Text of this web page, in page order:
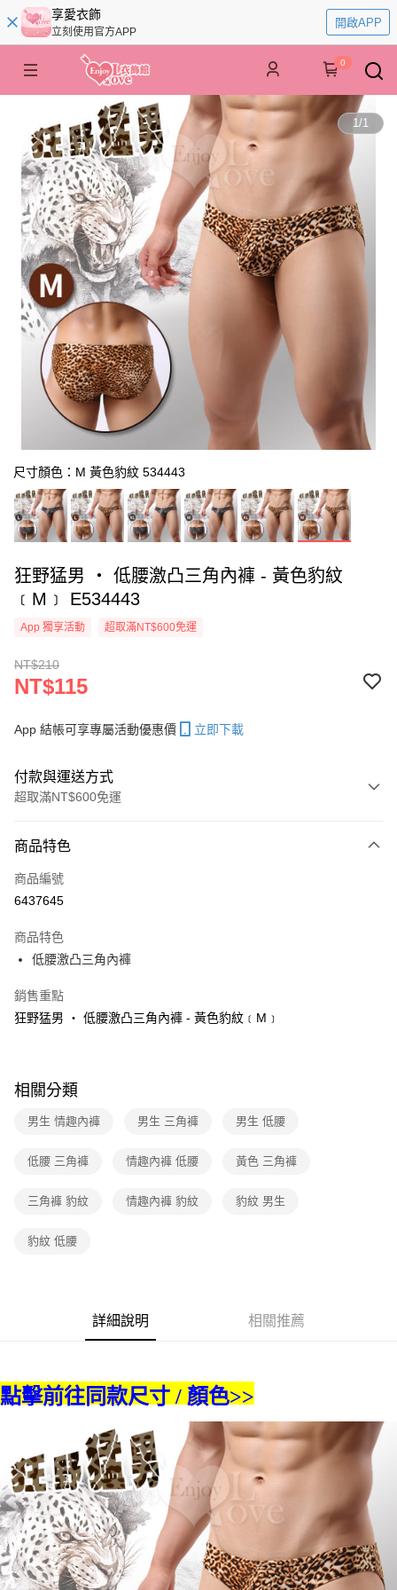
享愛衣飾
立刻使用官方APP
開啟APP
0
1/1
尺寸顏色：M 黃色豹紋 534443
狂野猛男 ‧ 低腰激凸三角內褲 - 黃色豹紋
﹝M﹞ E534443
App 獨享活動 超取滿NT$600免運
NT$210
NT$115
App 結帳可享專屬活動優惠價 立即下載
付款與運送方式
超取滿NT$600免運
信用卡一次付款
超商取貨付款
Apple Pay
街口支付
悠遊付
運送方式
全家取貨付款
每筆NT$60，滿NT$600(含以上)免運費
7-11取貨付款
每筆NT$60，滿NT$600(含以上)免運費
商品特色
商品編號
6437645
商品特色
低腰激凸三角內褲
銷售重點
狂野猛男 ‧ 低腰激凸三角內褲 - 黃色豹紋﹝M﹞
相關分類
男生 情趣內褲 男生 三角褲 男生 低腰
低腰 三角褲 情趣內褲 低腰 黃色 三角褲
三角褲 豹紋 情趣內褲 豹紋 豹紋 男生
豹紋 低腰
詳細說明 相關推薦
點擊前往同款尺寸 / 顏色>>